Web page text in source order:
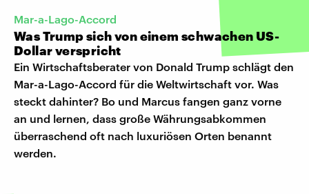
Mar-a-Lago-Accord
Was Trump sich von einem schwachen US-
Dollar verspricht
Ein Wirtschaftsberater von Donald Trump schlägt den
Mar-a-Lago-Accord für die Weltwirtschaft vor. Was
steckt dahinter? Bo und Marcus fangen ganz vorne
an und lernen, dass große Währungsabkommen
überraschend oft nach luxuriösen Orten benannt
werden.